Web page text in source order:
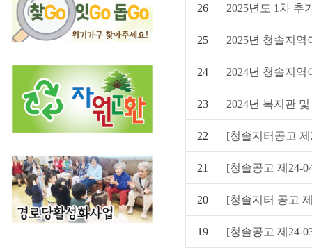
26 2025년도 1차 추
25 2025년 청솔지
24 2024년 청솔지
23 2024년 복지관
22 [청솔지터공고
21 [청솔공고 제24-
20 [청솔지터 공고
19 [청솔공고 제24-